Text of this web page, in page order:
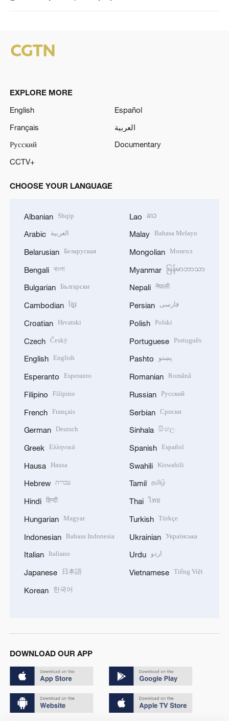
EXPLORE MORE
English
Español
Français
العربية
Русский
Documentary
CCTV+
CHOOSE YOUR LANGUAGE
Albanian Shqip
Arabic العربية
Belarusian Беларуская
Bengali বাংলা
Bulgarian Български
Cambodian ខ្មែរ
Croatian Hrvatski
Czech Český
English English
Esperanto Esperanto
Filipino Filipino
French Français
German Deutsch
Greek Ελληνικά
Hausa Hausa
Hebrew עברית
Hindi हिन्दी
Hungarian Magyar
Indonesian Bahasa Indonesia
Italian Italiano
Japanese 日本語
Korean 한국어
Lao ລາວ
Malay Bahasa Melayu
Mongolian Монгол
Myanmar မြန်မာဘာသာ
Nepali नेपाली
Persian فارسی
Polish Polski
Portuguese Português
Pashto پښتو
Romanian Română
Russian Русский
Serbian Српски
Sinhala සිංහල
Spanish Español
Swahili Kiswahili
Tamil தமிழ்
Thai ไทย
Turkish Türkçe
Ukrainian Українська
Urdu اردو
Vietnamese Tiếng Việt
DOWNLOAD OUR APP